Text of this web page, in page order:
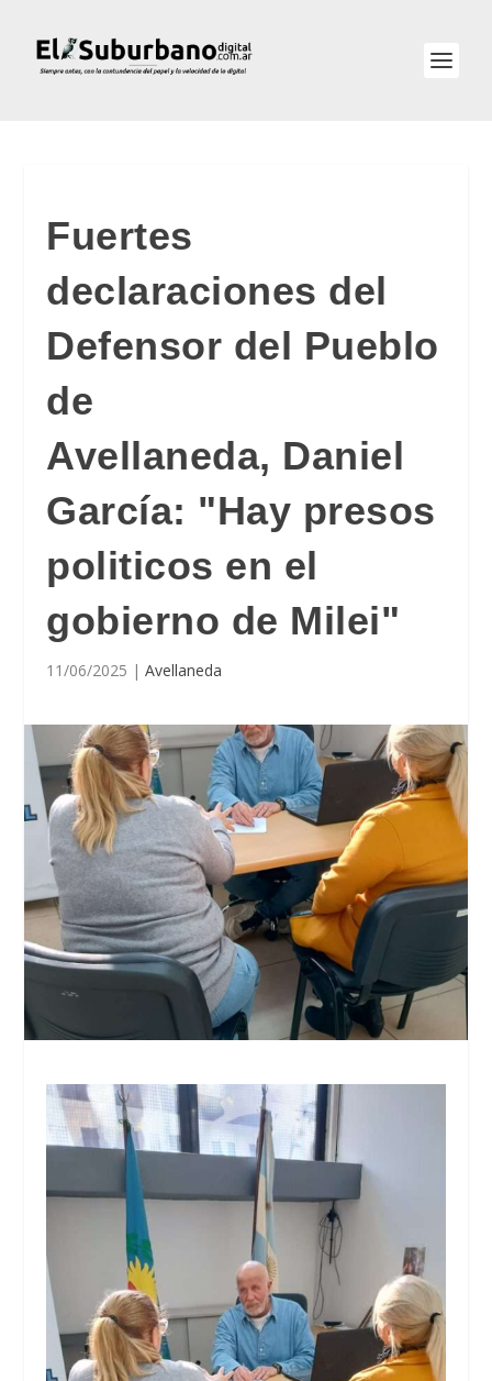
Fuertes
declaraciones del
Defensor del Pueblo
de
Avellaneda, Daniel
García: "Hay presos
politicos en el
gobierno de Milei"
11/06/2025 |Avellaneda